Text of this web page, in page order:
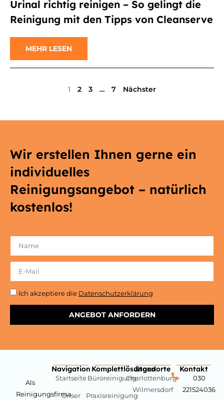
Urinal richtig reinigen – So gelingt die
Reinigung mit den Tipps von Cleanserve
MEHR LESEN
1 2 3 … 7 Nächster
Wir erstellen Ihnen gerne ein
individuelles
Reinigungsangebot – natürlich
kostenlos!
Ich akzeptiere die Datenschutzerklärung
ANGEBOT ANFORDERN
Als
Reinigungsfirma
Navigation
Startseite
Unser
Komplettlösungen
Büroreinigung
Praxisreinigung
Standorte
Charlottenburg-
Wilmersdorf
Kontakt
030
221524036